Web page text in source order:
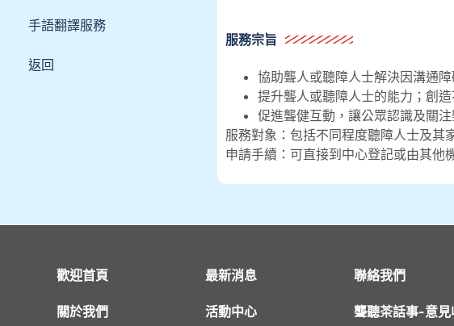
手語翻譯服務
返回
服務宗旨
協助聾人或聽障人士解決因溝通
提升聾人或聽障人士的能力；創
促進聾健互動，讓公眾認識及關
服務對象：包括不同程度聽障人士及其
申請手續：可直接到中心登記或由其他
歡迎首頁
關於我們
最新消息
活動中心
聯絡我們
聾聽茶話事-意見